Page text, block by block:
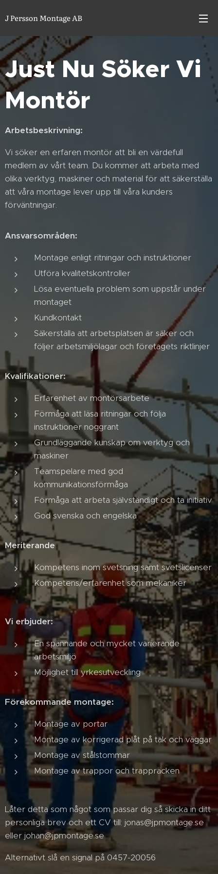
J Persson Montage AB
Just Nu Söker Vi
Montör
Arbetsbeskrivning:
Vi söker en erfaren montör att bli en värdefull
medlem av vårt team. Du kommer att arbeta med
olika verktyg, maskiner och material för att säkerställa
att våra montage lever upp till våra kunders
förväntningar.
Ansvarsområden:
Montage enligt ritningar och instruktioner
Utföra kvalitetskontroller
Lösa eventuella problem som uppstår under
montaget
Kundkontakt
Säkerställa att arbetsplatsen är säker och
följer arbetsmiljölagar och företagets riktlinjer
Kvalifikationer:
Erfarenhet av montörsarbete
Förmåga att läsa ritningar och följa
instruktioner noggrant
Grundläggande kunskap om verktyg och
maskiner
Teamspelare med god
kommunikationsförmåga
Förmåga att arbeta självständigt och ta initiativ
God svenska och engelska
Meriterande
Kompetens inom svetsning samt svetslicenser
Kompetens/erfarenhet som mekaniker
Vi erbjuder:
En spännande och mycket varierande
arbetsmiljö
Möjlighet till yrkesutveckling
Förekommande montage:
Montage av portar
Montage av korrigerad plåt på tak och väggar
Montage av stålstommar
Montage av trappor och trappräcken
Låter detta som något som passar dig så skicka in ditt
personliga brev och ett CV till: jonas@jpmontage.se
eller johan@jpmontage.se
Alternativt slå en signal på 0457-20056